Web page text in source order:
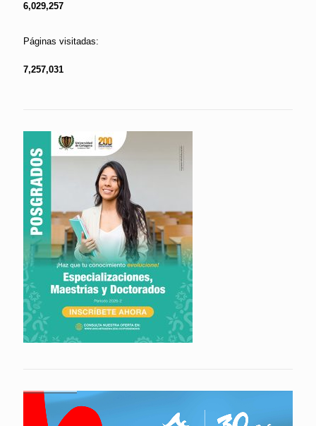
6,029,257
Páginas visitadas:
7,257,031